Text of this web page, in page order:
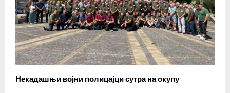
Некадашњи војни полицајци сутра на окупу